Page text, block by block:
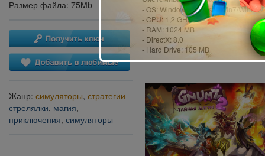
Размер файла: 75Mb
Жанр: симуляторы, стратегии
стрелялки, магия,
приключения, симуляторы
- OS: Windows XP/Vista/Win7/Win8/
- CPU: 1,2 GHz
- RAM: 1024 MB
- DirectX: 8.0
- Hard Drive: 105 MB